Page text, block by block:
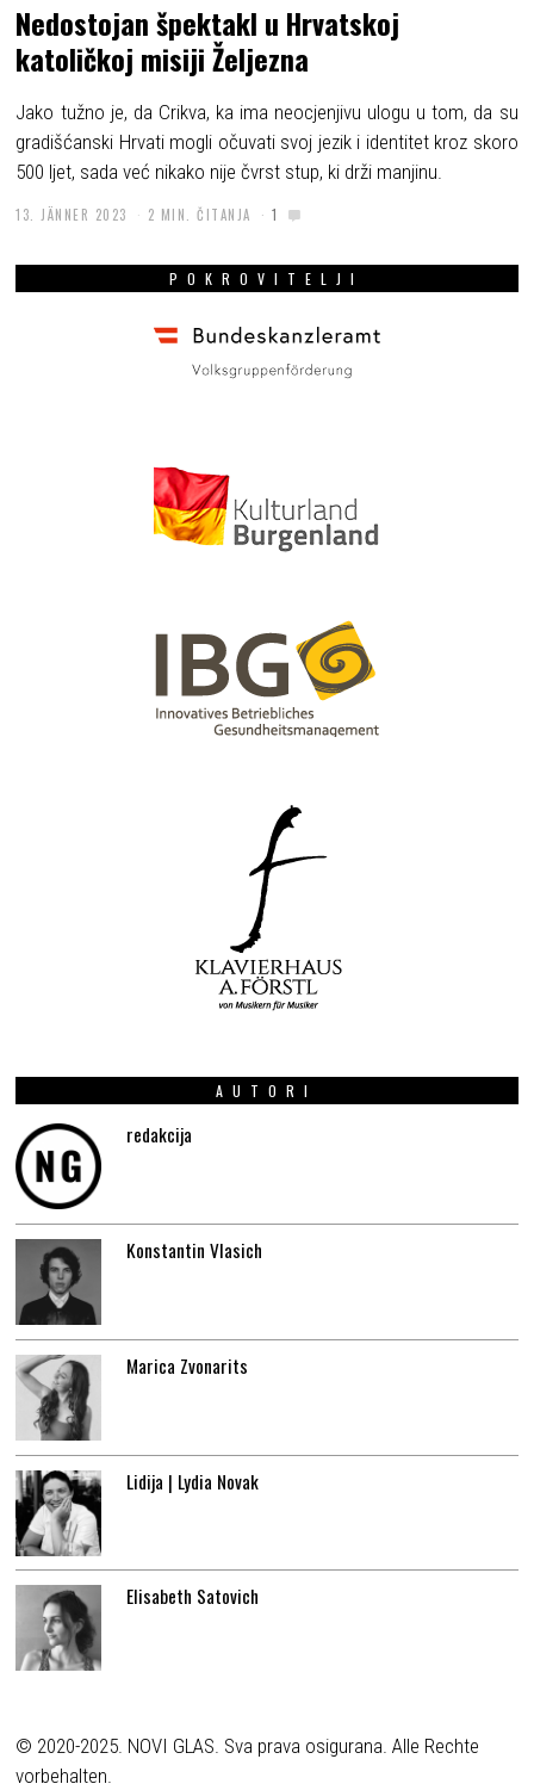
Nedostojan špektakl u Hrvatskoj
katoličkoj misiji Željezna
Jako tužno je, da Crikva, ka ima neocjenjivu ulogu u tom, da su
gradišćanski Hrvati mogli očuvati svoj jezik i identitet kroz skoro
500 ljet, sada već nikako nije čvrst stup, ki drži manjinu.
13. JÄNNER 2023 2 MIN. ČITANJA 1
POKROVITELJI
AUTORI
redakcija
Konstantin Vlasich
Marica Zvonarits
Lidija | Lydia Novak
Elisabeth Satovich
© 2020-2025. NOVI GLAS. Sva prava osigurana. Alle Rechte
vorbehalten.